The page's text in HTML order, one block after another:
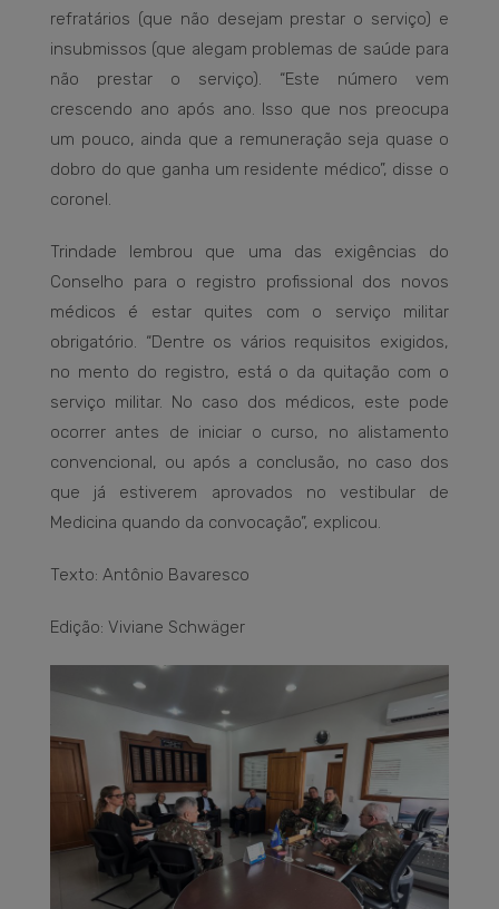
refratários (que não desejam prestar o serviço) e
insubmissos (que alegam problemas de saúde para
não prestar o serviço). “Este número vem
crescendo ano após ano. Isso que nos preocupa
um pouco, ainda que a remuneração seja quase o
dobro do que ganha um residente médico”, disse o
coronel.
Trindade lembrou que uma das exigências do
Conselho para o registro profissional dos novos
médicos é estar quites com o serviço militar
obrigatório. “Dentre os vários requisitos exigidos,
no mento do registro, está o da quitação com o
serviço militar. No caso dos médicos, este pode
ocorrer antes de iniciar o curso, no alistamento
convencional, ou após a conclusão, no caso dos
que já estiverem aprovados no vestibular de
Medicina quando da convocação”, explicou.
Texto: Antônio Bavaresco
Edição: Viviane Schwäger